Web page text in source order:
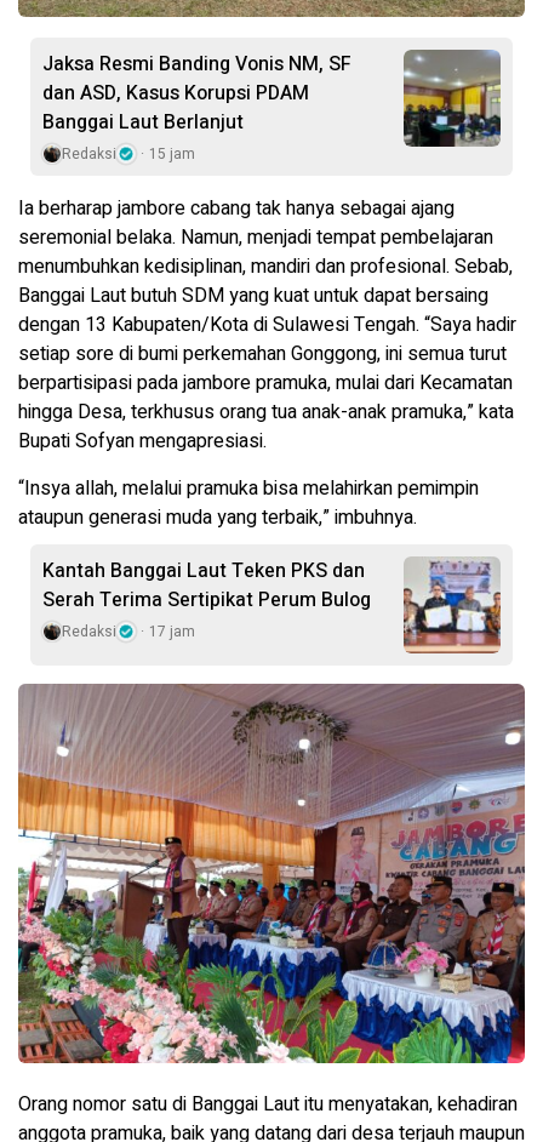
Jaksa Resmi Banding Vonis NM, SF
dan ASD, Kasus Korupsi PDAM
Banggai Laut Berlanjut
Redaksi 15 jam
Ia berharap jambore cabang tak hanya sebagai ajang
seremonial belaka. Namun, menjadi tempat pembelajaran
menumbuhkan kedisiplinan, mandiri dan profesional. Sebab,
Banggai Laut butuh SDM yang kuat untuk dapat bersaing
dengan 13 Kabupaten/Kota di Sulawesi Tengah. “Saya hadir
setiap sore di bumi perkemahan Gonggong, ini semua turut
berpartisipasi pada jambore pramuka, mulai dari Kecamatan
hingga Desa, terkhusus orang tua anak-anak pramuka,” kata
Bupati Sofyan mengapresiasi.
“Insya allah, melalui pramuka bisa melahirkan pemimpin
ataupun generasi muda yang terbaik,” imbuhnya.
Kantah Banggai Laut Teken PKS dan
Serah Terima Sertipikat Perum Bulog
Redaksi 17 jam
Orang nomor satu di Banggai Laut itu menyatakan, kehadiran
anggota pramuka, baik yang datang dari desa terjauh maupun